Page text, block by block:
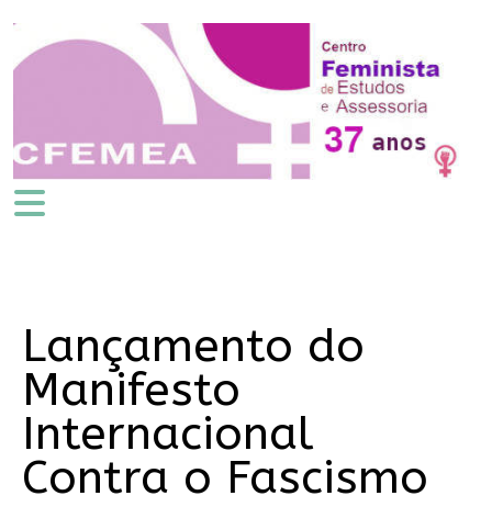
Lançamento do
Manifesto
Internacional
Contra o Fascismo